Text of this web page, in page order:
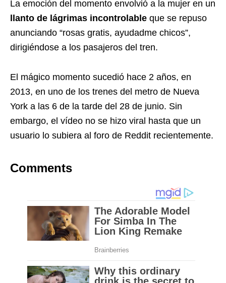
La emoción del momento envolvió a la mujer en un
llanto de lágrimas incontrolable que se repuso
anunciando “rosas gratis, ayudadme chicos”,
dirigiéndose a los pasajeros del tren.
El mágico momento sucedió hace 2 años, en
2013, en uno de los trenes del metro de Nueva
York a las 6 de la tarde del 28 de junio. Sin
embargo, el vídeo no se hizo viral hasta que un
usuario lo subiera al foro de Reddit recientemente.
Comments